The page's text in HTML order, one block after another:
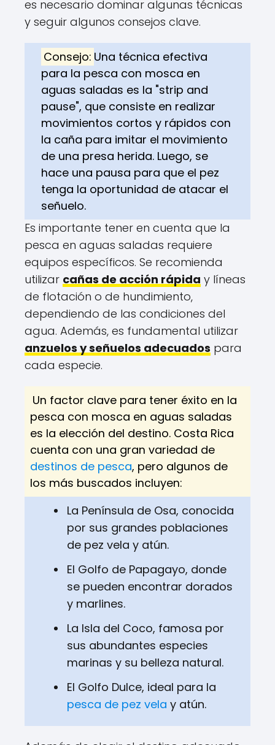
es necesario dominar algunas técnicas
y seguir algunos consejos clave.
Consejo: Una técnica efectiva
para la pesca con mosca en
aguas saladas es la "strip and
pause", que consiste en realizar
movimientos cortos y rápidos con
la caña para imitar el movimiento
de una presa herida. Luego, se
hace una pausa para que el pez
tenga la oportunidad de atacar el
señuelo.
Es importante tener en cuenta que la
pesca en aguas saladas requiere
equipos específicos. Se recomienda
utilizar cañas de acción rápida y líneas
de flotación o de hundimiento,
dependiendo de las condiciones del
agua. Además, es fundamental utilizar
anzuelos y señuelos adecuados para
cada especie.
Un factor clave para tener éxito en la
pesca con mosca en aguas saladas
es la elección del destino. Costa Rica
cuenta con una gran variedad de
destinos de pesca, pero algunos de
los más buscados incluyen:
La Península de Osa, conocida
por sus grandes poblaciones
de pez vela y atún.
El Golfo de Papagayo, donde
se pueden encontrar dorados
y marlines.
La Isla del Coco, famosa por
sus abundantes especies
marinas y su belleza natural.
El Golfo Dulce, ideal para la
pesca de pez vela y atún.